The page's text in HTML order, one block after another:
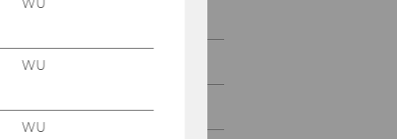
Faculty
PhD Students
WU
WU
WU